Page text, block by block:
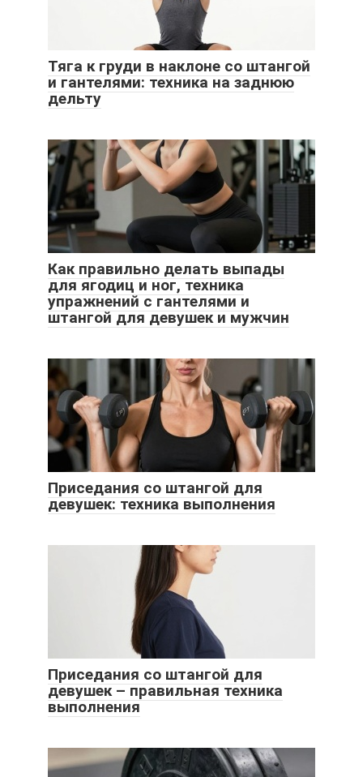
Тяга к груди в наклоне со штангой
и гантелями: техника на заднюю
дельту
Как правильно делать выпады
для ягодиц и ног, техника
упражнений с гантелями и
штангой для девушек и мужчин
Приседания со штангой для
девушек: техника выполнения
Приседания со штангой для
девушек – правильная техника
выполнения